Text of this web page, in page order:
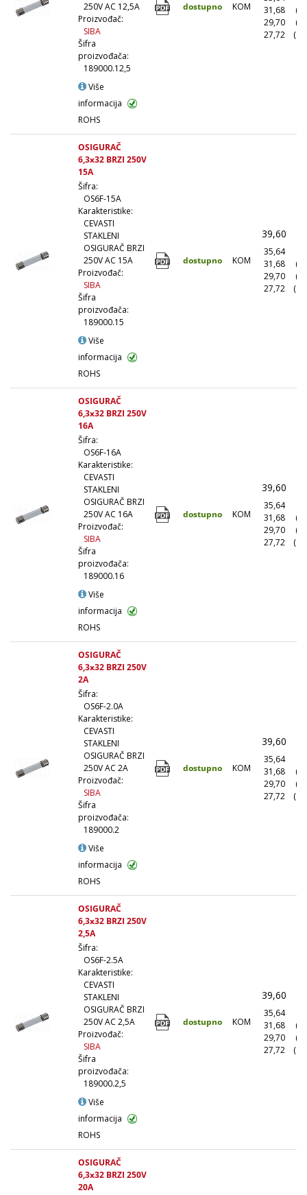
250V AC 12,5A
Proizvođač:
SIBA
Šifra
proizvođača:
189000.12,5
Više
informacija
ROHS
dostupno KOM
31,68
29,70
27,72
OSIGURAČ
6,3x32 BRZI 250V
15A
Šifra:
OS6F-15A
Karakteristike:
CEVASTI
STAKLENI
OSIGURAČ BRZI
250V AC 15A
Proizvođač:
SIBA
Šifra
proizvođača:
189000.15
Više
informacija
ROHS
dostupno KOM
39,60
35,64
31,68
29,70
27,72
OSIGURAČ
6,3x32 BRZI 250V
16A
Šifra:
OS6F-16A
Karakteristike:
CEVASTI
STAKLENI
OSIGURAČ BRZI
250V AC 16A
Proizvođač:
SIBA
Šifra
proizvođača:
189000.16
Više
informacija
ROHS
dostupno KOM
39,60
35,64
31,68
29,70
27,72
OSIGURAČ
6,3x32 BRZI 250V
2A
Šifra:
OS6F-2.0A
Karakteristike:
CEVASTI
STAKLENI
OSIGURAČ BRZI
250V AC 2A
Proizvođač:
SIBA
Šifra
proizvođača:
189000.2
Više
informacija
ROHS
dostupno KOM
39,60
35,64
31,68
29,70
27,72
OSIGURAČ
6,3x32 BRZI 250V
2,5A
Šifra:
OS6F-2.5A
Karakteristike:
CEVASTI
STAKLENI
OSIGURAČ BRZI
250V AC 2,5A
Proizvođač:
SIBA
Šifra
proizvođača:
189000.2,5
Više
informacija
ROHS
dostupno KOM
39,60
35,64
31,68
29,70
27,72
OSIGURAČ
6,3x32 BRZI 250V
20A